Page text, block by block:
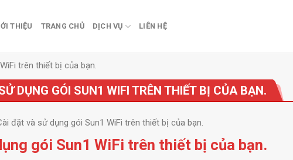
THIỆU TRANG CHỦ DỊCH VỤ LIÊN HỆ
trên thiết bị của bạn.
DỤNG GÓI SUN1 WIFI TRÊN THIẾT BỊ CỦA BẠN.
đặt và sử dụng gói Sun1 WiFi trên thiết bị của bạn.
gói Sun1 WiFi trên thiết bị của bạn.